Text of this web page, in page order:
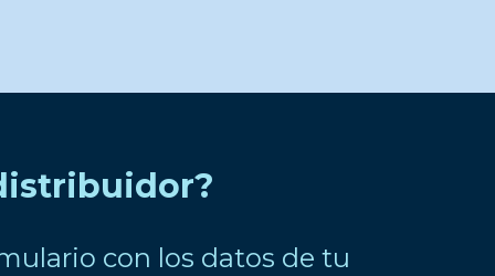
con los datos de tu